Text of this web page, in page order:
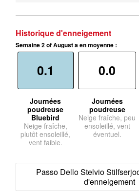
Historique d'enneigement
Semaine 2 of August a en moyenne :
0.1
Journées
poudreuse
Bluebird
Neige fraîche,
plutôt ensoleillé,
vent faible.
0.0
Journées
poudreuse
Neige fraîche, peu
ensoleillé, vent
éventuel.
Passo Dello Stelvio
d'enneigement